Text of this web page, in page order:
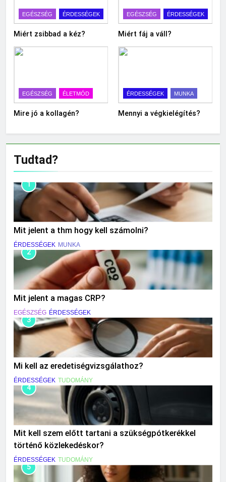
EGÉSZSÉG ÉRDESSÉGEK
Miért zsibbad a kéz?
EGÉSZSÉG ÉRDESSÉGEK
Miért fáj a váll?
EGÉSZSÉG ÉLETMÓD
Mire jó a kollagén?
ÉRDESSÉGEK MUNKA
Mennyi a végkielégítés?
Tudtad?
1
Mit jelent a thm hogy kell számolni?
ÉRDESSÉGEK MUNKA
2
Mit jelent a magas CRP?
EGÉSZSÉG ÉRDESSÉGEK
3
Mi kell az eredetiségvizsgálathoz?
ÉRDESSÉGEK TUDOMÁNY
4
Mit kell szem előtt tartani a szükségpótkerékkel
történő közlekedéskor?
ÉRDESSÉGEK TUDOMÁNY
5